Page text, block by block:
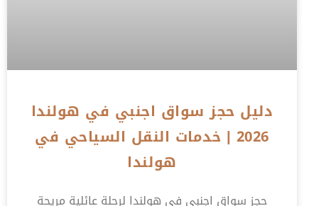
دليل حجز سواق اجنبي في هولندا
2026 | خدمات النقل السياحي في
هولندا
حجز سواق اجنبي في هولندا لرحلة عائلية مريحة